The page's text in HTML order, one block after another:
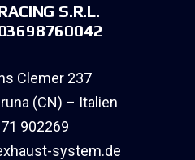
S.R.L.
Clemer 237
(CN) – Italien
902269
system.de